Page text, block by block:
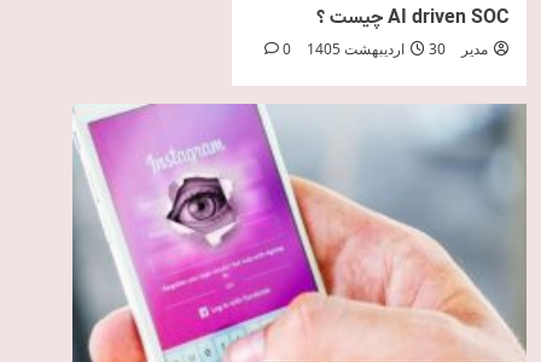
AI driven SOC چیست ؟
مدیر 30 اردیبهشت 1405 0